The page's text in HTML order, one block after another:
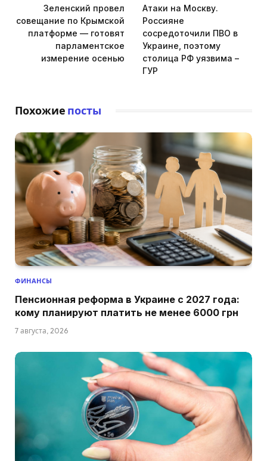
Зеленский провел
совещание по Крымской
платформе — готовят
парламентское
измерение осенью
Атаки на Москву.
Россияне
сосредоточили ПВО в
Украине, поэтому
столица РФ уязвима –
ГУР
Похожие посты
ФИНАНСЫ
Пенсионная реформа в Украине с 2027 года:
кому планируют платить не менее 6000 грн
7 августа, 2026